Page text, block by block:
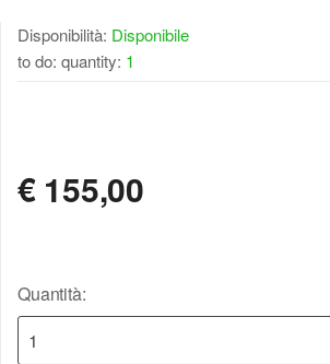
Disponibilità: Disponibile
to do: quantity: 1
€ 155,00
Quantità: